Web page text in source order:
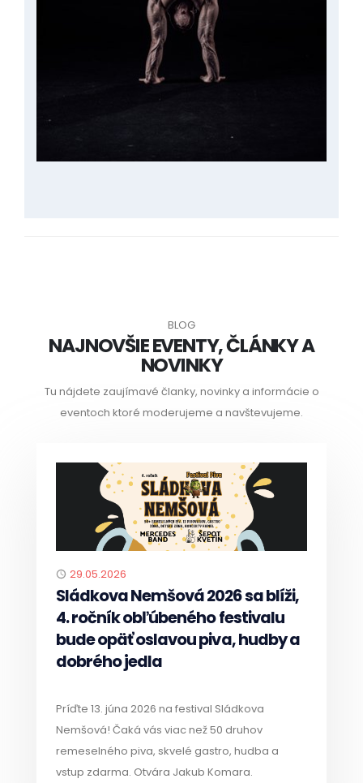
BLOG
NAJNOVŠIE EVENTY, ČLÁNKY A
NOVINKY
Tu nájdete zaujímavé članky, novinky a informácie o
eventoch ktoré moderujeme a navštevujeme.
Published
29.05.2026
Sládkova Nemšová 2026 sa blíži,
4. ročník obľúbeného festivalu
bude opäť oslavou piva, hudby a
dobrého jedla
Príďte 13. júna 2026 na festival Sládkova
Nemšová! Čaká vás viac než 50 druhov
remeselného piva, skvelé gastro, hudba a
vstup zdarma. Otvára Jakub Komara.